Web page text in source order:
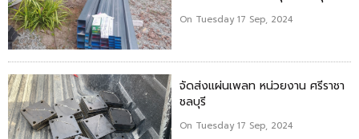
On Tuesday 17 Sep, 2024
จัดส่งแผ่นเพลท หน่วยงาน ศรีราชา
ชลบุรี
On Tuesday 17 Sep, 2024